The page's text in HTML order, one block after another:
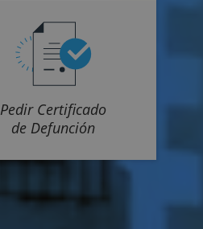
Pedir Certificado
de Defunción